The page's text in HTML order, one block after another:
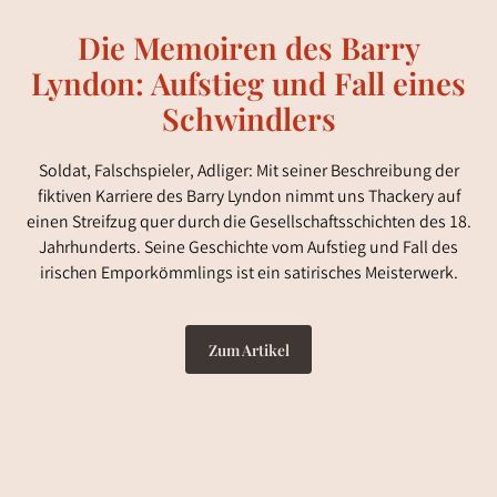
Die Memoiren des Barry
Lyndon: Aufstieg und Fall eines
Schwindlers
Soldat, Falschspieler, Adliger: Mit seiner Beschreibung der
fiktiven Karriere des Barry Lyndon nimmt uns Thackery auf
einen Streifzug quer durch die Gesellschaftsschichten des 18.
Jahrhunderts. Seine Geschichte vom Aufstieg und Fall des
irischen Emporkömmlings ist ein satirisches Meisterwerk.
Zum Artikel